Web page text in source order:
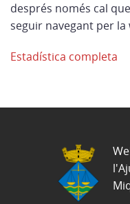
després només cal
seguir navegant per la
Estadística completa